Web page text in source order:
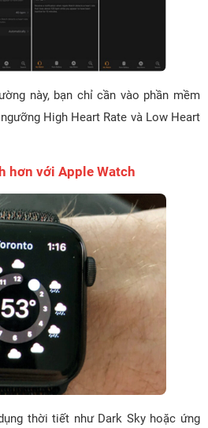
này, bạn chỉ cần vào phần mềm
High Heart Rate và Low Heart
hơn với Apple Watch
thời tiết như Dark Sky hoặc ứng